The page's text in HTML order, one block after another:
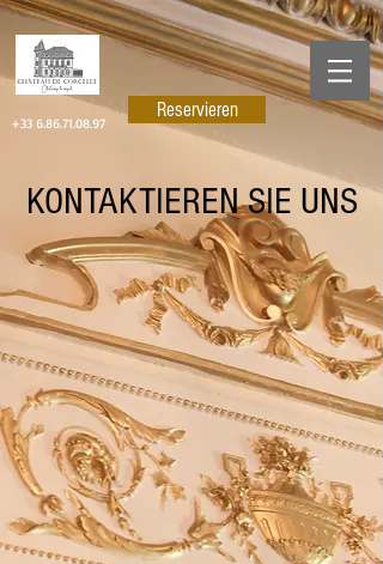
+33 6.86.71.08.97
Reservieren
KONTAKTIEREN SIE UNS